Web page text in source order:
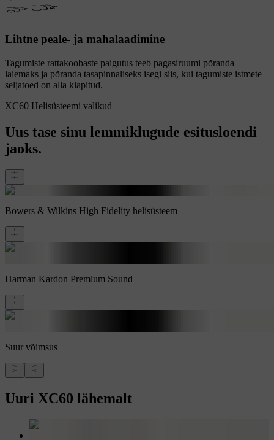
Lihtne peale- ja mahalaadimine
Tagumiste rattakoobaste paigutus teeb pagasiruumi põranda
laiemaks ja põranda tasapinnaliseks isegi siis, kui tagumiste istmete
seljatoed on alla klapitud.
XC60 Helisüsteemi valikud
Uus tase sinu lemmiklugude esitusloendi
jaoks.
Bowers & Wilkins High Fidelity helisüsteem
Harman Kardon Premium Sound
Suur võimsus
Uuri XC60 lähemalt